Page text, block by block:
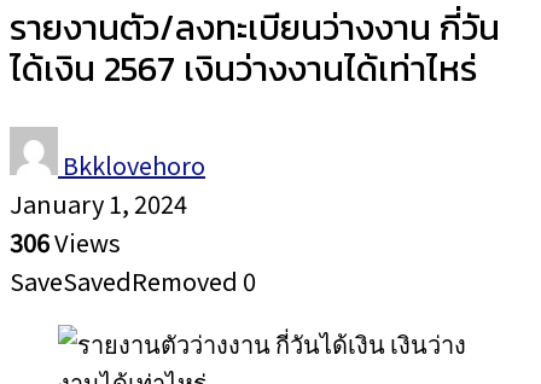
รายงานตัว/ลงทะเบียนว่างงาน กี่วัน
ได้เงิน 2567 เงินว่างงานได้เท่าไหร่
Bkklovehoro
January 1, 2024
306Views
SaveSavedRemoved 0